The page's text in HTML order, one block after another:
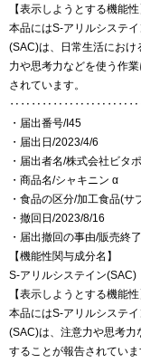
【表示しようとする機能性
本品にはS-アリルシステ
(SAC)は、日常生活にお
力や思考力などを使う作
されています。
・届出番号/I45
・届出日/2023/4/6
・届出者名/株式会社ビタ
・商品名/シャキニン α
・食品の区分/加工食品(サ
・撤回日/2023/8/16
・届出撤回の事由/販売終
【機能性関与成分名】
S-アリルシステイン(SAC)
【表示しようとする機能性
本品にはS-アリルシステ
(SAC)は、注意力や思考
することが報告されていま